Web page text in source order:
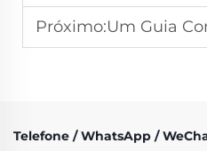
Próximo:Um Guia Completo para a
Telefone / WhatsApp /